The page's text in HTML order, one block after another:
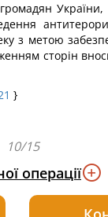
України,
з метою
сторін
}
10/15
операції